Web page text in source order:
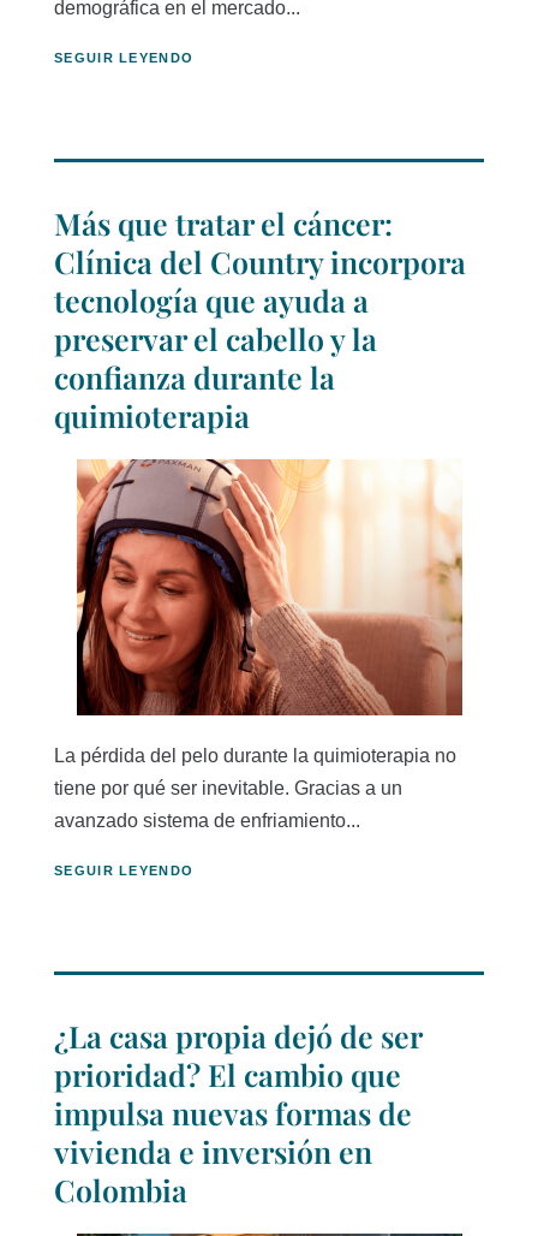
demográfica en el mercado...
SEGUIR LEYENDO
Más que tratar el cáncer:
Clínica del Country incorpora
tecnología que ayuda a
preservar el cabello y la
confianza durante la
quimioterapia
La pérdida del pelo durante la quimioterapia no
tiene por qué ser inevitable. Gracias a un
avanzado sistema de enfriamiento...
SEGUIR LEYENDO
¿La casa propia dejó de ser
prioridad? El cambio que
impulsa nuevas formas de
vivienda e inversión en
Colombia